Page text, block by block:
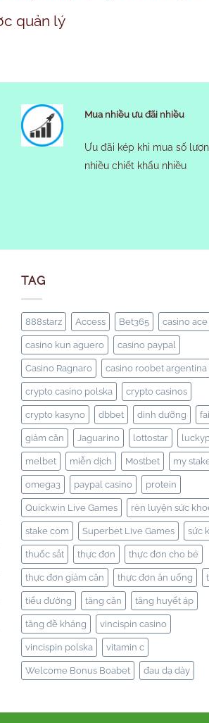
quản lý
Mua nhiều ưu đãi nhiều
Ưu đãi kép khi mua số
nhiều chiết khấu nhiều
TAG
888starz Access Bet365 casino
casino kun aguero casino paypal
Casino Ragnaro casino roobet argentina
crypto casino polska crypto casinos
crypto kasyno dbbet dinh dưỡng
giảm cân Jaguarino lottostar
melbet miễn dịch Mostbet my
omega3 paypal casino protein
Quickwin Live Games rèn luyện sức
stake com Superbet Live Games sức
thuốc sắt thực đơn thực đơn cho bé
thực đơn giảm cân thực đơn ăn uống
tiểu đường tăng cân tăng huyết áp
tăng đề kháng vincispin casino
vincispin polska vitamin c
Welcome Bonus Boabet đau dạ dày